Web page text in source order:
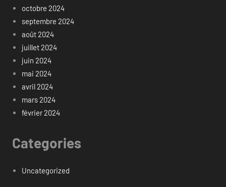
octobre 2024
septembre 2024
août 2024
juillet 2024
juin 2024
mai 2024
avril 2024
mars 2024
février 2024
Categories
Uncategorized